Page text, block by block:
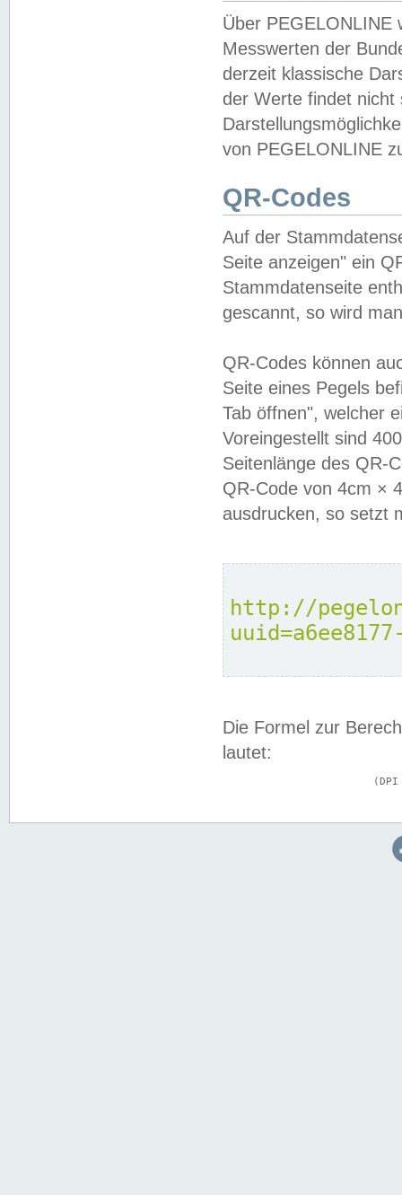
Über PEGELONLINE
Messwerten der
derzeit klassische
der Werte findet
von PEGELONLINE
QR-Codes
Auf der
Seite anzeigen" ein
Stammdatenseite
gescannt, so wird
QR-Codes können
Seite eines Pegels
Tab öffnen", welcher
Voreingestellt sind
Seitenlänge des QR-
QR-Code von 4cm ×
ausdrucken, so setzt
http://
Die Formel zur
lautet: